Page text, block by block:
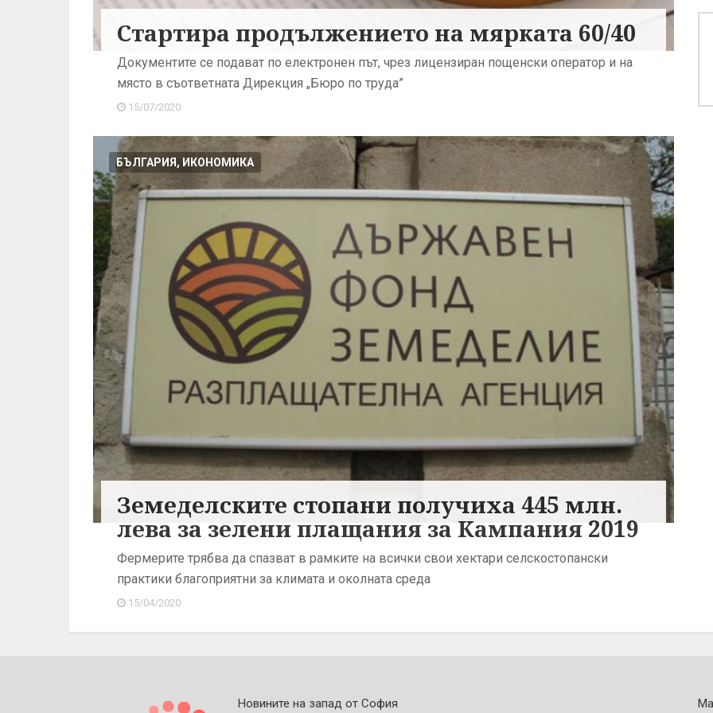
Стартира продължението на мярката 60/40
Документите се подават по електронен път, чрез лицензиран пощенски оператор и на
място в съответната Дирекция „Бюро по труда”
15/07/2020
БЪЛГАРИЯ, ИКОНОМИКА
Земеделските стопани получиха 445 млн.
лева за зелени плащания за Кампания 2019
Фермерите трябва да спазват в рамките на всички свои хектари селскостопански
практики благоприятни за климата и околната среда
15/04/2020
Новините на запад от София